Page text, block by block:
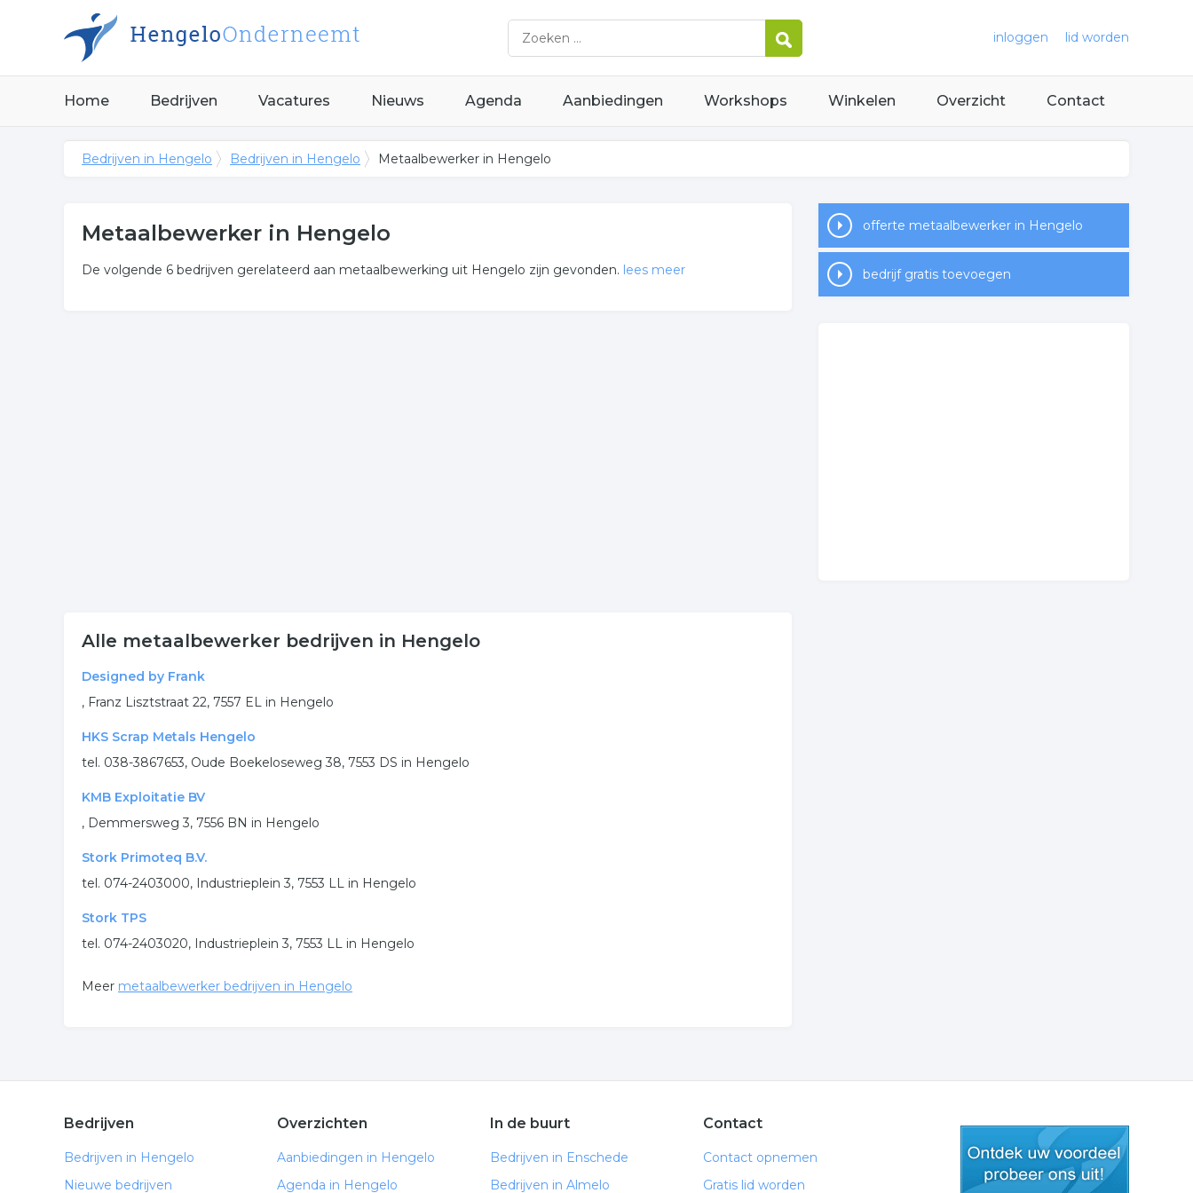
inloggen lid worden
Home Bedrijven Vacatures Nieuws Agenda Aanbiedingen Workshops Winkelen Overzicht Contact
Bedrijven in Hengelo Bedrijven in Hengelo Metaalbewerker in Hengelo
Metaalbewerker in Hengelo
De volgende 6 bedrijven gerelateerd aan metaalbewerking uit Hengelo zijn gevonden. lees meer
Alle metaalbewerker bedrijven in Hengelo
Designed by Frank
, Franz Lisztstraat 22, 7557 EL in Hengelo
HKS Scrap Metals Hengelo
tel. 038-3867653, Oude Boekeloseweg 38, 7553 DS in Hengelo
KMB Exploitatie BV
, Demmersweg 3, 7556 BN in Hengelo
Stork Primoteq B.V.
tel. 074-2403000, Industrieplein 3, 7553 LL in Hengelo
Stork TPS
tel. 074-2403020, Industrieplein 3, 7553 LL in Hengelo
Meer metaalbewerker bedrijven in Hengelo
offerte metaalbewerker in Hengelo
bedrijf gratis toevoegen
Bedrijven
Bedrijven in Hengelo
Nieuwe bedrijven
Overzichten
Aanbiedingen in Hengelo
Agenda in Hengelo
In de buurt
Bedrijven in Enschede
Bedrijven in Almelo
Contact
Contact opnemen
Gratis lid worden